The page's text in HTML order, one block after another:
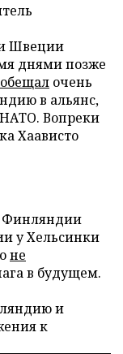
Швеции
днями позже
очень
в альянс,
НАТО. Вопреки
Хаависто
Финляндии
у Хельсинки
не
в будущем.
и
к